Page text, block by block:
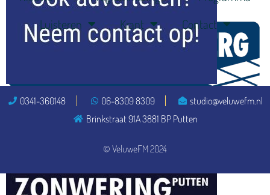
Luisteren
Krant Contact
© VeluweFM 2024
0341-360148 06-8309 8309
studio@veluwefm.nl
Brinkstraat 91A 3881 BP Putten